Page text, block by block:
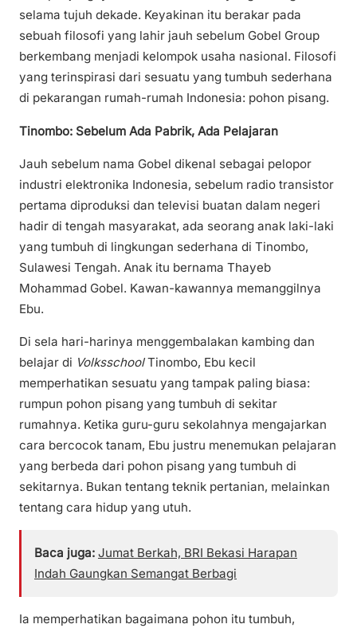
selama tujuh dekade. Keyakinan itu berakar pada
sebuah filosofi yang lahir jauh sebelum Gobel Group
berkembang menjadi kelompok usaha nasional. Filosofi
yang terinspirasi dari sesuatu yang tumbuh sederhana
di pekarangan rumah-rumah Indonesia: pohon pisang.
Tinombo: Sebelum Ada Pabrik, Ada Pelajaran
Jauh sebelum nama Gobel dikenal sebagai pelopor
industri elektronika Indonesia, sebelum radio transistor
pertama diproduksi dan televisi buatan dalam negeri
hadir di tengah masyarakat, ada seorang anak laki-laki
yang tumbuh di lingkungan sederhana di Tinombo,
Sulawesi Tengah. Anak itu bernama Thayeb
Mohammad Gobel. Kawan-kawannya memanggilnya
Ebu.
Di sela hari-harinya menggembalakan kambing dan
belajar di VolksschoolTinombo, Ebu kecil
memperhatikan sesuatu yang tampak paling biasa:
rumpun pohon pisang yang tumbuh di sekitar
rumahnya. Ketika guru-guru sekolahnya mengajarkan
cara bercocok tanam, Ebu justru menemukan pelajaran
yang berbeda dari pohon pisang yang tumbuh di
sekitarnya. Bukan tentang teknik pertanian, melainkan
tentang cara hidup yang utuh.
Baca juga: Jumat Berkah, BRI Bekasi Harapan
Indah Gaungkan Semangat Berbagi
Ia memperhatikan bagaimana pohon itu tumbuh,